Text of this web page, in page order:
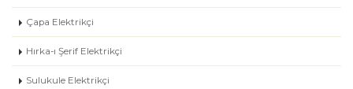
Çapa Elektrikçi
Hırka-ı Şerif Elektrikçi
Sulukule Elektrikçi